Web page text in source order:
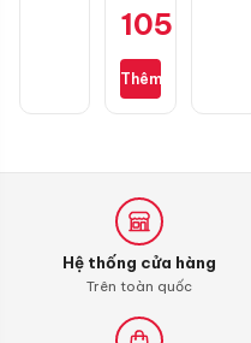
sinh
đốt
Liqui
Carbon
Cleaner
105.000
Thêm
Hệ thống cửa hàng
Trên toàn quốc